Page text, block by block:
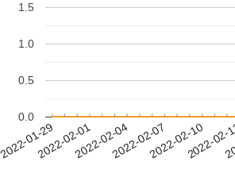
2022-01-292022-02-012022-02-042022-02-072022-02-10
2022-
0.0
0.5
1.0
1.5